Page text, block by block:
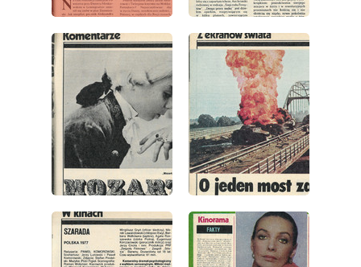
wydanie: 42/1977 wydanie: 42/1977
wydanie: 42/1977 wydanie: 42/1977